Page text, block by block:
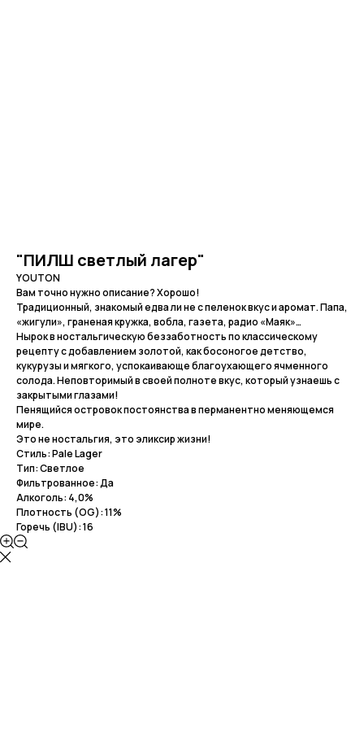
"ПИЛШ светлый лагер"
YOUTON
Вам точно нужно описание? Хорошо!
Традиционный, знакомый едва ли не с пеленок вкус и аромат. Папа,
«жигули», граненая кружка, вобла, газета, радио «Маяк»…
Нырок в ностальгическую беззаботность по классическому
рецепту с добавлением золотой, как босоногое детство,
кукурузы и мягкого, успокаивающе благоухающего ячменного
солода. Неповторимый в своей полноте вкус, который узнаешь с
закрытыми глазами!
Пенящийся островок постоянства в перманентно меняющемся
мире.
Это не ностальгия, это эликсир жизни!
Стиль: Pale Lager
Тип: Светлое
Фильтрованное: Да
Алкоголь: 4,0%
Плотность (OG): 11%
Горечь (IBU): 16